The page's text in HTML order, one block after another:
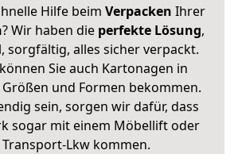
Hilfe beim Verpacken Ihrer
? Wir haben die perfekte Lösung,
sorgfältig, alles sicher verpackt.
Sie auch Kartonagen in
und Formen bekommen.
sein, sorgen wir dafür, dass
sogar mit einem Möbellift oder
Lkw kommen.